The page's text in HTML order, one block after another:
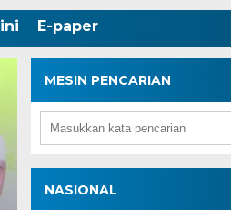
E-paper
MESIN PENCARIAN
NASIONAL